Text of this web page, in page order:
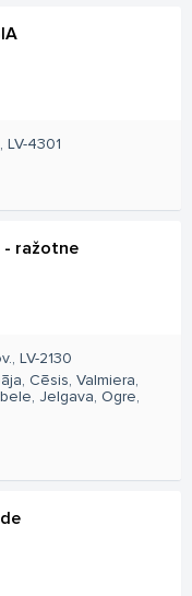
4301
- ražotne
LV-2130
Cēsis, Valmiera,
Jelgava, Ogre,